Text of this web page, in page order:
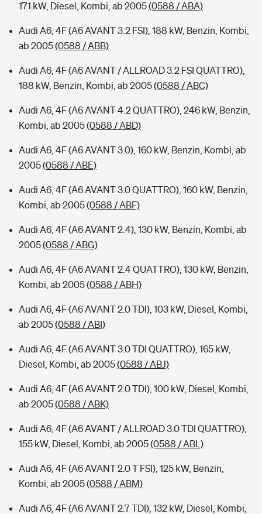
171 kW, Diesel, Kombi, ab 2005(0588 / ABA)
Audi A6, 4F (A6 AVANT 3.2 FSI), 188 kW, Benzin, Kombi,
ab 2005(0588 / ABB)
Audi A6, 4F (A6 AVANT / ALLROAD 3.2 FSI QUATTRO),
188 kW, Benzin, Kombi, ab 2005(0588 / ABC)
Audi A6, 4F (A6 AVANT 4.2 QUATTRO), 246 kW, Benzin,
Kombi, ab 2005(0588 / ABD)
Audi A6, 4F (A6 AVANT 3.0), 160 kW, Benzin, Kombi, ab
2005(0588 / ABE)
Audi A6, 4F (A6 AVANT 3.0 QUATTRO), 160 kW, Benzin,
Kombi, ab 2005(0588 / ABF)
Audi A6, 4F (A6 AVANT 2.4), 130 kW, Benzin, Kombi, ab
2005(0588 / ABG)
Audi A6, 4F (A6 AVANT 2.4 QUATTRO), 130 kW, Benzin,
Kombi, ab 2005(0588 / ABH)
Audi A6, 4F (A6 AVANT 2.0 TDI), 103 kW, Diesel, Kombi,
ab 2005(0588 / ABI)
Audi A6, 4F (A6 AVANT 3.0 TDI QUATTRO), 165 kW,
Diesel, Kombi, ab 2005(0588 / ABJ)
Audi A6, 4F (A6 AVANT 2.0 TDI), 100 kW, Diesel, Kombi,
ab 2005(0588 / ABK)
Audi A6, 4F (A6 AVANT / ALLROAD 3.0 TDI QUATTRO),
155 kW, Diesel, Kombi, ab 2005(0588 / ABL)
Audi A6, 4F (A6 AVANT 2.0 T FSI), 125 kW, Benzin,
Kombi, ab 2005(0588 / ABM)
Audi A6, 4F (A6 AVANT 2.7 TDI), 132 kW, Diesel, Kombi,